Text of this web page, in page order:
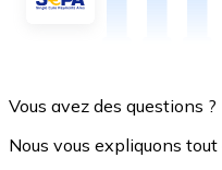
Vous avez des questions ?
Nous vous expliquons